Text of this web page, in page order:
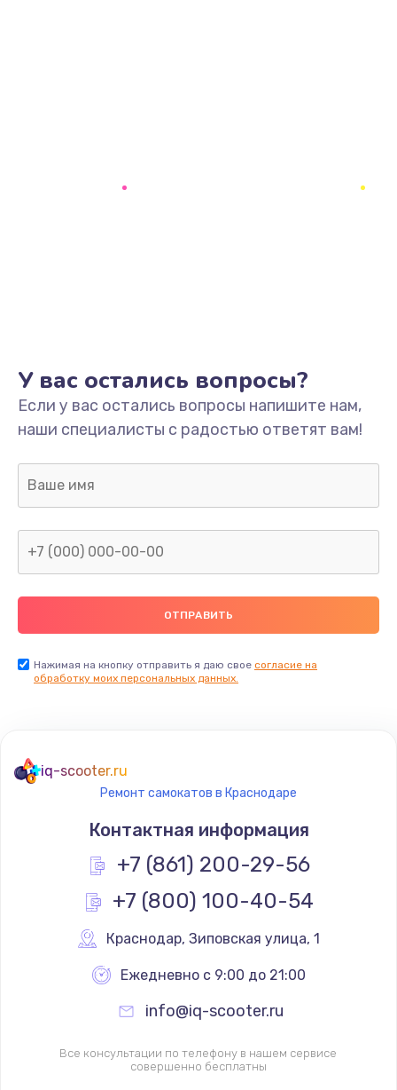
У вас остались вопросы?
Если у вас остались вопросы напишите нам,
наши специалисты с радостью ответят вам!
Нажимая на кнопку отправить я даю свое согласие на
обработку моих персональных данных.
iq-scooter.ru
Ремонт самокатов в Краснодаре
Контактная информация
+7 (861) 200-29-56
+7 (800) 100-40-54
Краснодар, Зиповская улица, 1
Ежедневно с 9:00 до 21:00
info@iq-scooter.ru
Все консультации по телефону в нашем сервисе
совершенно бесплатны